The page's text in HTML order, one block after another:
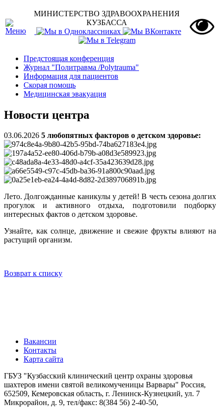
МИНИСТЕРСТВО ЗДРАВООХРАНЕНИЯ
КУЗБАССА
Предстоящая конференция
Журнал "Политравма /Polytrauma"
Информация для пациентов
Скорая помощь
Медицинская эвакуация
Новости центра
03.06.2026 5 любопятных факторов о детском здоровье:
Лето. Долгожданные каникулы у детей! В честь сезона долгих
прогулок и активного отдыха, подготовили подборку
интересных фактов о детском здоровье.
Узнайте, как солнце, движение и свежие фрукты влияют на
растущий организм.
Возврат к списку
Вакансии
Контакты
Карта сайта
ГБУЗ "Кузбасский клинический центр охраны здоровья
шахтеров имени святой великомученицы Варвары" Россия,
652509, Кемеровская область, г. Ленинск-Кузнецкий, ул. 7
Микрорайон, д. 9, тел/факс: 8(384 56) 2-40-50,